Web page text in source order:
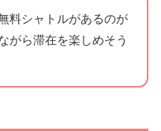
料シャトルがあるのが
がら滞在を楽しめそう